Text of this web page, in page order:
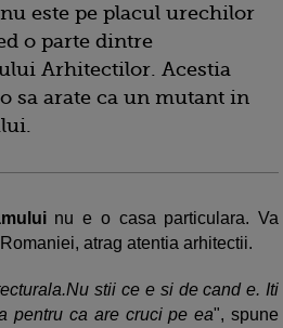
este pe placul urechilor
o parte dintre
Arhitectilor. Acestia
sa arate ca un mutant in
nu e o casa particulara. Va
atrag atentia arhitectii.
stii ce e si de cand e. Iti
pentru ca are cruci pe ea", spune